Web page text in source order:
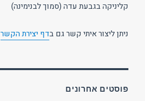
קליניקה בגבעת עדה (סמוך לבנימינה)
ניתן ליצור איתי קשר גם בדף יצירת הקשר
פוסטים אחרונים